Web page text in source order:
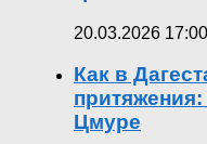
20.03.2026 17:00
Как в
Цмуре